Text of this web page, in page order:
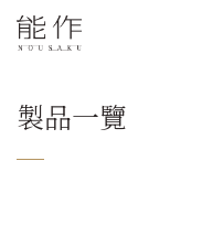
製品一覽